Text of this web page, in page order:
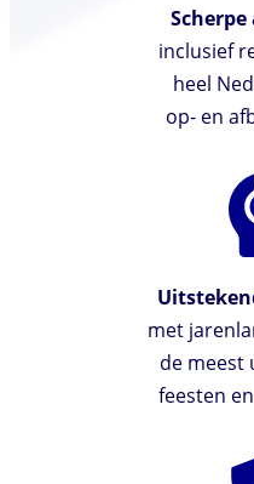
inclusief
heel
op- en
met
de meest
feesten